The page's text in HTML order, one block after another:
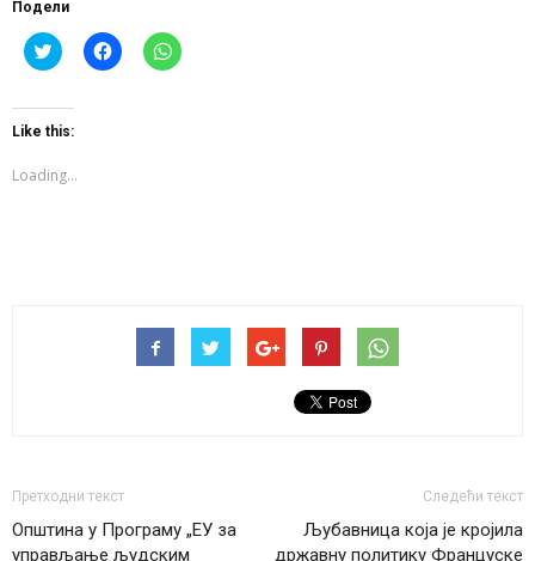
Подели
Click
to
Twitter
(Opens
in
window)
Click
to
Click
to
Like this:
Loading...
Претходни текст
Општина у Програму „ЕУ за
управљање људским
Следећи текст
Љубавница која је кројила
државну политику Француске